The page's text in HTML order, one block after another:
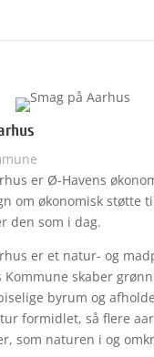
er Ø-Havens
om økonomisk støtte
den som i dag.
er et natur- og
Kommune skaber
byrum og
formidlet, så flere
som naturen i og